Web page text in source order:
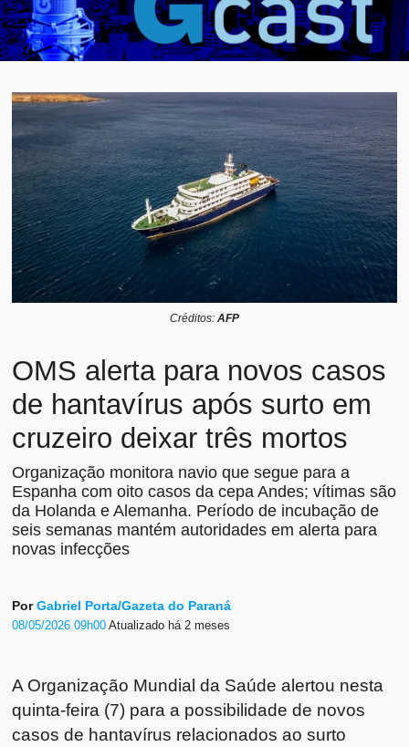
Créditos: AFP
OMS alerta para novos casos
de hantavírus após surto em
cruzeiro deixar três mortos
Organização monitora navio que segue para a
Espanha com oito casos da cepa Andes; vítimas são
da Holanda e Alemanha. Período de incubação de
seis semanas mantém autoridades em alerta para
novas infecções
PorGabriel Porta/Gazeta do Paraná
08/05/2026 09h00Atualizado há 2 meses
A Organização Mundial da Saúde alertou nesta
quinta-feira (7) para a possibilidade de novos
casos de hantavírus relacionados ao surto